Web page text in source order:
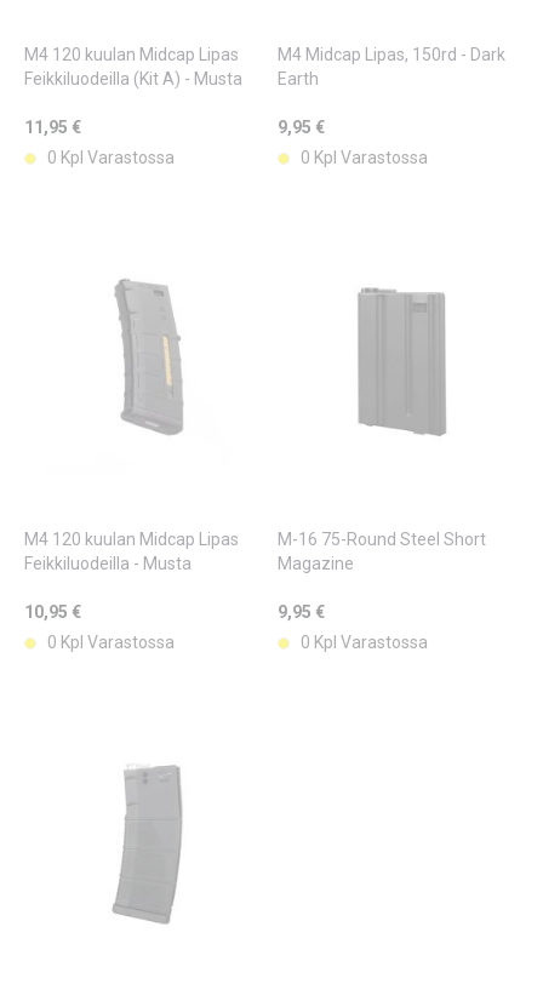
M4 120 kuulan Midcap Lipas
Feikkiluodeilla (Kit A) - Musta
11,95 €
0 Kpl Varastossa
M4 Midcap Lipas, 150rd - Dark
Earth
9,95 €
0 Kpl Varastossa
M4 120 kuulan Midcap Lipas
Feikkiluodeilla - Musta
10,95 €
0 Kpl Varastossa
M-16 75-Round Steel Short
Magazine
9,95 €
0 Kpl Varastossa